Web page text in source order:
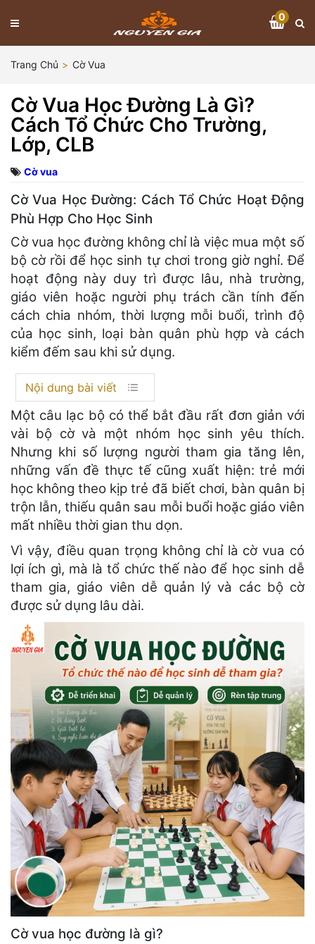
0
Trang Chủ Cờ Vua
Cờ Vua Học Đường Là Gì?
Cách Tổ Chức Cho Trường,
Lớp, CLB
Cờ vua
Cờ Vua Học Đường: Cách Tổ Chức Hoạt Động
Phù Hợp Cho Học Sinh
Cờ vua học đường không chỉ là việc mua một số
bộ cờ rồi để học sinh tự chơi trong giờ nghỉ. Để
hoạt động này duy trì được lâu, nhà trường,
giáo viên hoặc người phụ trách cần tính đến
cách chia nhóm, thời lượng mỗi buổi, trình độ
của học sinh, loại bàn quân phù hợp và cách
kiểm đếm sau khi sử dụng.
Nội dung bài viết
Một câu lạc bộ có thể bắt đầu rất đơn giản với
vài bộ cờ và một nhóm học sinh yêu thích.
Nhưng khi số lượng người tham gia tăng lên,
những vấn đề thực tế cũng xuất hiện: trẻ mới
học không theo kịp trẻ đã biết chơi, bàn quân bị
trộn lẫn, thiếu quân sau mỗi buổi hoặc giáo viên
mất nhiều thời gian thu dọn.
Vì vậy, điều quan trọng không chỉ là cờ vua có
lợi ích gì, mà là tổ chức thế nào để học sinh dễ
tham gia, giáo viên dễ quản lý và các bộ cờ
được sử dụng lâu dài.
Cờ vua học đường là gì?